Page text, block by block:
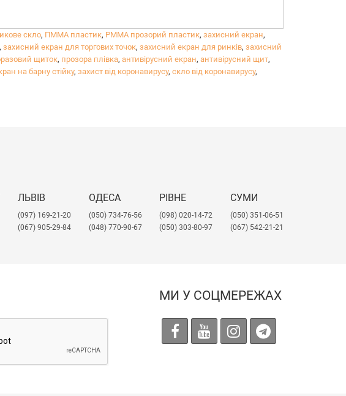
скло, ПММА пластик, PMMA прозорий пластик, захисний екран,
, захисний екран для торгових точок, захисний екран для ринків, захисний
щиток, прозора плівка, антивірусний екран, антивірусний щит,
на барну стійку, захист від коронавирусу, скло від коронавирусу,
ЛЬВІВ
​(097) 169-21-20
(067) 905-29-84
ОДЕСА
(050) 734-76-56
(048) 770-90-67
РІВНЕ
(098) 020-14-72
(050) 303-80-97
СУМИ
(050) 351-06-51
(067) 542-21-21
МИ У СОЦМЕРЕЖАХ